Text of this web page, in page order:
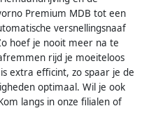
Premium MDB tot een
versnellingsnaaf
hoef je nooit meer na te
rijd je moeiteloos
extra efficint, zo spaar je de
optimaal. Wil je ook
langs in onze filialen of